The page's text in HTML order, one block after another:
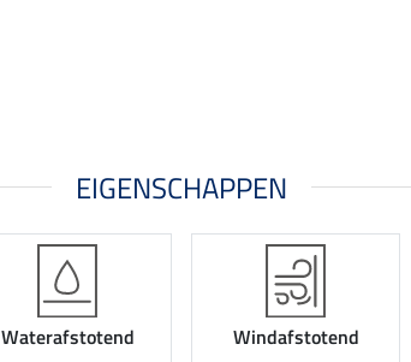
EIGENSCHAPPEN
Waterafstotend Windafstotend